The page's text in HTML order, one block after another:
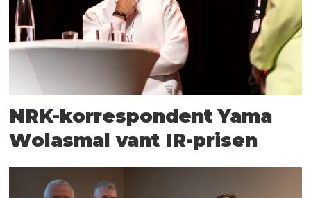
NRK-korrespondent Yama
Wolasmal vant IR-prisen